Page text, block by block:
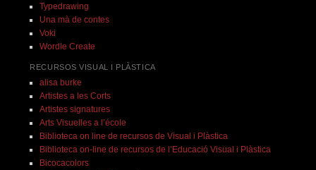
Typedrawing
Una mà de contes
Voki
Wordle Create
RECURSOS VISUAL I PLÀSTICA
alisa burke
Artistes a les Corts
Artistes signatures
Arts Visuelles a l’école
Biblioteca on line de recursos de Visual i Plàstica
Biblioteca on-line de recursos de l’Educació Visual i Plàstica
Bicocacolors